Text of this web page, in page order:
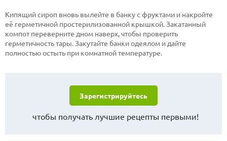
Кипящий сироп вновь вылейте в банку с фруктами и накройте
её герметичной простерилизованной крышкой. Закатанный
компот переверните дном наверх, чтобы проверить
герметичность тары. Закутайте банки одеялом и дайте
полностью остыть при комнатной температуре.
Зарегистрируйтесь
чтобы получать лучшие рецепты первыми!